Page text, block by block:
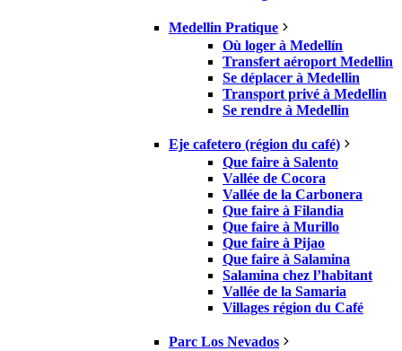
Medellin Pratique
Où loger à Medellín
Transfert aéroport Medellin
Se déplacer à Medellin
Transport privé à Medellin
Se rendre à Medellin
Eje cafetero (région du café)
Que faire à Salento
Vallée de Cocora
Vallée de la Carbonera
Que faire à Filandia
Que faire à Murillo
Que faire à Pijao
Que faire à Salamina
Salamina chez l’habitant
Vallée de la Samaria
Villages région du Café
Parc Los Nevados